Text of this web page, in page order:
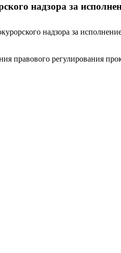
надзора за
надзора за
регулирования